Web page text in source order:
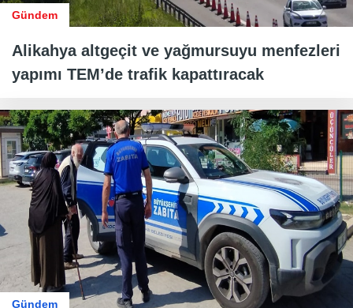
Gündem
Alikahya altgeçit ve yağmursuyu menfezleri
yapımı TEM’de trafik kapattıracak
Gündem